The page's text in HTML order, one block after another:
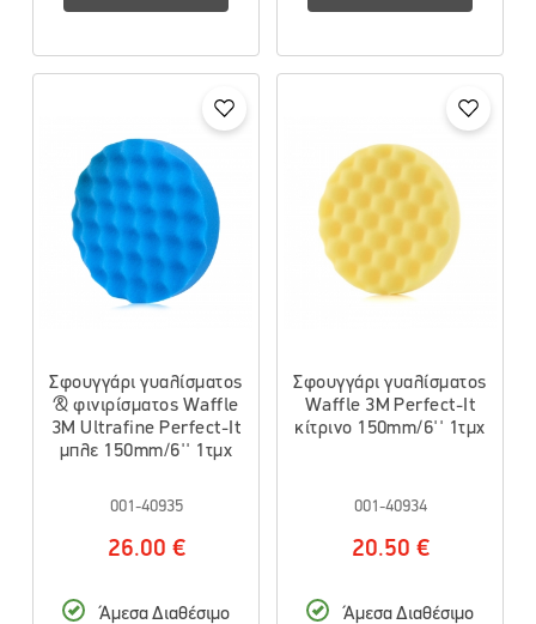
Σφουγγάρι γυαλίσματος
& φινιρίσματος Waffle
3M Ultrafine Perfect-It
μπλε 150mm/6'' 1τμχ
001-40935
26.00 €
Άμεσα Διαθέσιμο
Σφουγγάρι γυαλίσματος
Waffle 3M Perfect-It
κίτρινο 150mm/6'' 1τμχ
001-40934
20.50 €
Άμεσα Διαθέσιμο